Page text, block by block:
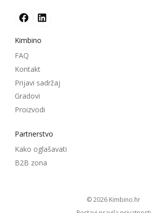
Kimbino
FAQ
Kontakt
Prijavi sadržaj
Gradovi
Proizvodi
Partnerstvo
Kako oglašavati
B2B zona
© 2026
kimbino.hr